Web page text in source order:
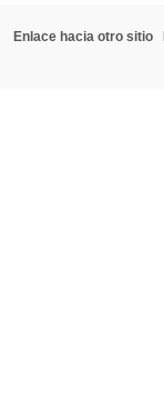
Enlace hacia otro sitio